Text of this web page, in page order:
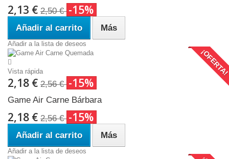
2,13 € 2,50 € -15%
Añadir al carrito Más
Añadir a la lista de deseos
Vista rápida
2,18 € 2,56 € -15%
Game Air Carne Bárbara
2,18 € 2,56 € -15%
Añadir al carrito Más
Añadir a la lista de deseos